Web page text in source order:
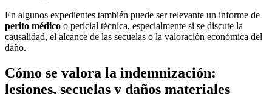
En algunos expedientes también puede ser relevante un informe de
perito médico o pericial técnica, especialmente si se discute la
causalidad, el alcance de las secuelas o la valoración económica del
daño.
Cómo se valora la indemnización:
lesiones, secuelas y daños materiales